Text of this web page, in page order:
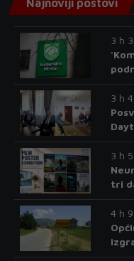
Najnoviji postovi
3 h
3 h
3 h
tri
4 h